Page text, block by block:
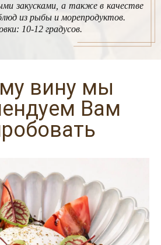
закусками, а также в качестве
из рыбы и морепродуктов.
10-12 градусов.
вину мы
Вам